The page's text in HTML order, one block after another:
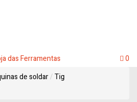
0
de soldar Tig